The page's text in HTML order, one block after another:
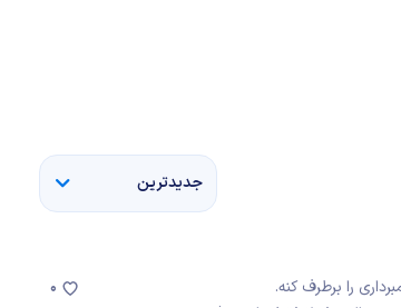
جدیدترین
را برطرف کنه.
0